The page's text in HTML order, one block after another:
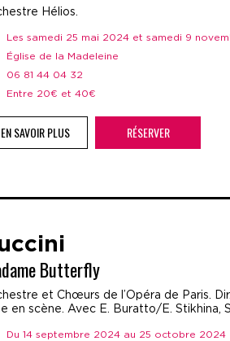
Hélios.
Les samedi 25 mai 2024 et samedi 9
Église de la Madeleine
06 81 44 04 32
Entre 20€ et 40€
EN SAVOIR PLUS RÉSERVER
Butterfly
et Chœurs de l’Opéra de Paris.
en scène. Avec E. Buratto/E. Stikhina,
Du 14 septembre 2024 au 25 octobre 2024